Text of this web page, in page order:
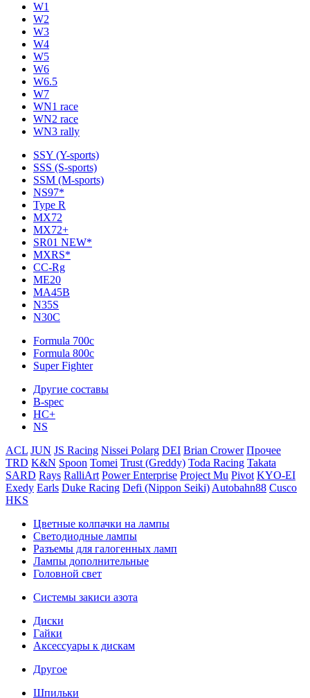
W1
W2
W3
W4
W5
W6
W6.5
W7
WN1 race
WN2 race
WN3 rally
SSY (Y-sports)
SSS (S-sports)
SSM (M-sports)
NS97*
Type R
MX72
MX72+
SR01 NEW*
MXRS*
CC-Rg
ME20
MA45B
N35S
N30C
Formula 700c
Formula 800c
Super Fighter
Другие составы
B-spec
HC+
NS
ACL JUN JS Racing Nissei Polarg DEI Brian Crower Прочее
TRD K&N Spoon Tomei Trust (Greddy) Toda Racing Takata
SARD Rays RalliArt Power Enterprise Project Mu Pivot KYO-EI
Exedy Earls Duke Racing Defi (Nippon Seiki) Autobahn88 Cusco
HKS
Цветные колпачки на лампы
Светодиодные лампы
Разъемы для галогенных ламп
Лампы дополнительные
Головной свет
Системы закиси азота
Диски
Гайки
Аксессуары к дискам
Другое
Шпильки